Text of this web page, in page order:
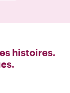
histoires.